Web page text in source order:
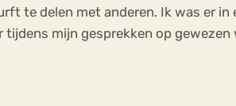
te delen met anderen. Ik was er
mijn gesprekken op gewezen